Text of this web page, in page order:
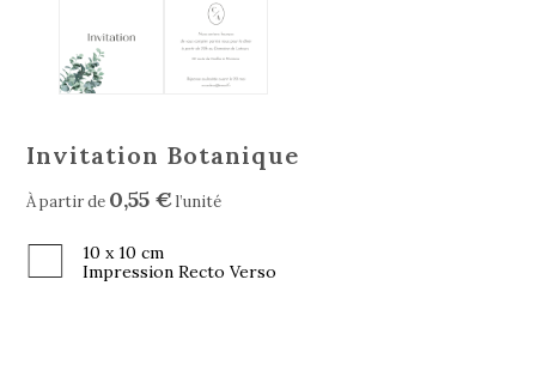
Invitation Botanique
À partir de 0,55 €l’unité
10 x 10 cm
Impression Recto Verso